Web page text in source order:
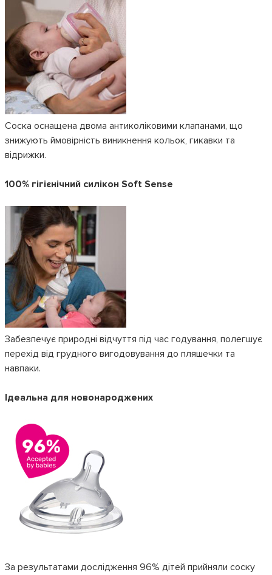
Соска оснащена двома антиколіковими клапанами, що
знижують ймовірність виникнення кольок, гикавки та
відрижки.
100% гігієнічний силікон Soft Sense
Забезпечує природні відчуття під час годування, полегшує
перехід від грудного вигодовування до пляшечки та
навпаки.
Ідеальна для новонароджених
За результатами дослідження 96% дітей прийняли соску